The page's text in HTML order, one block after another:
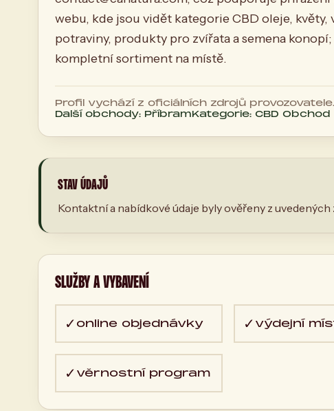
webu, kde jsou vidět kategorie CBD oleje,
potraviny, produkty pro zvířata a semena
kompletní sortiment na místě.
Profil vychází z oficiálních zdrojů provozovatele.
Další obchody: PříbramKategorie: CBD Obchod
STAV ÚDAJŮ
Kontaktní a nabídkové údaje byly ověřeny z uvedených
SLUŽBY A VYBAVENÍ
✓ online objednávky ✓ výdejní
✓ věrnostní program